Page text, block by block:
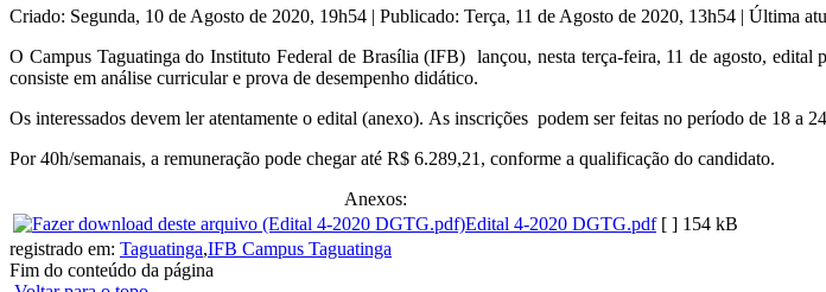
Criado: Segunda, 10 de Agosto de 2020, 19h54 | Publicado: Terça, 11 de Agosto de 2020, 13h54 | Última
O Campus Taguatinga do Instituto Federal de Brasília (IFB) lançou, nesta terça-feira, 11 de agosto,
consiste em análise curricular e prova de desempenho didático.
Os interessados devem ler atentamente o edital (anexo). As inscrições podem ser feitas no período de 18 a
Por 40h/semanais, a remuneração pode chegar até R$ 6.289,21, conforme a qualificação do candidato.
Anexos:
Edital 4-2020 DGTG.pdf [ ] 154 kB
registrado em: Taguatinga,IFB Campus Taguatinga
Fim do conteúdo da página